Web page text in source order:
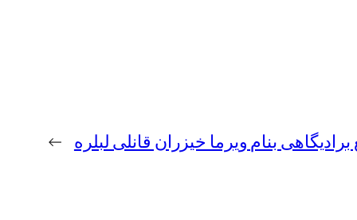
بنام ویرما خیزران قانلی لبلره →